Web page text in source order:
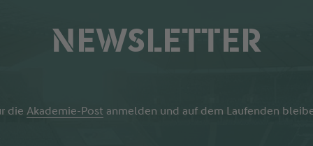
NEWSLETTER
die Akademie-Post anmelden und auf dem Laufenden